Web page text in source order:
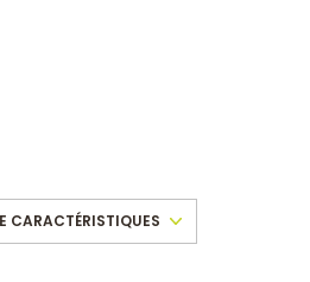
CARACTÉRISTIQUES